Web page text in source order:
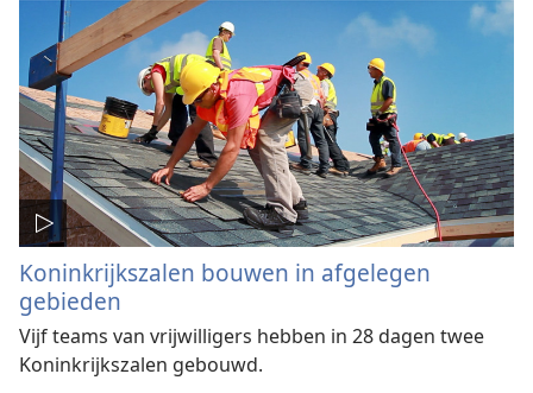
Koninkrijkszalen bouwen in afgelegen
gebieden
Vijf teams van vrijwilligers hebben in 28 dagen twee
Koninkrijkszalen gebouwd.